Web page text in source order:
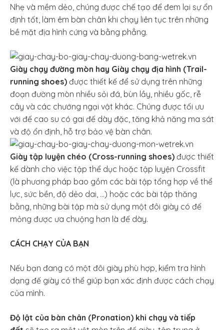
Nhẹ và mềm dẻo, chúng được chế tạo để đem lại sự ổn
định tốt, làm êm bàn chân khi chạy liên tục trên những
bề mặt địa hình cứng và bằng phẳng.
Giày chạy đường mòn hay Giày chạy địa hình (Trail-
running shoes) được thiết kế để sử dụng trên những
đoạn đường mòn nhiều sỏi đá, bùn lầy, nhiều gốc, rễ
cây và các chướng ngại vật khác. Chúng được tối ưu
với đế cao su có gai đế dày đặc, tăng khả năng ma sát
và độ ổn định, hỗ trợ bảo vệ bàn chân.
Giày tập luyện chéo (Cross-running shoes) được thiết
kế dành cho việc tập thể dục hoặc tập luyện Crossfit
(là phương pháp bao gồm các bài tập tổng hợp về thể
lực, sức bền, độ dẻo dai, …) hoặc các bài tập thăng
bằng, những bài tập mà sử dụng một đôi giày có đế
mỏng được ưa chuộng hơn là đế dày.
CÁCH CHẠY CỦA BẠN
Nếu bạn đang có một đôi giày phù hợp, kiểm tra hình
dạng đế giày có thể giúp bạn xác định được cách chạy
của mình.
Độ lật của bàn chân (Pronation) khi chạy và tiếp